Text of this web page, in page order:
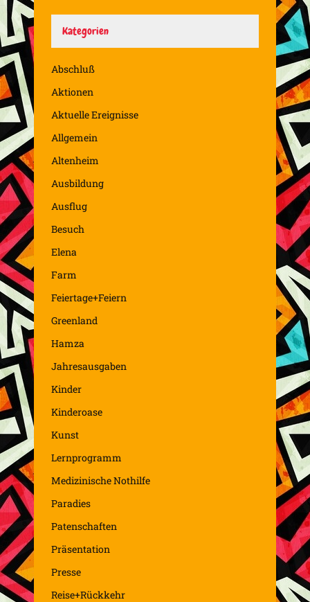
Kategorien
Abschluß
Aktionen
Aktuelle Ereignisse
Allgemein
Altenheim
Ausbildung
Ausflug
Besuch
Elena
Farm
Feiertage+Feiern
Greenland
Hamza
Jahresausgaben
Kinder
Kinderoase
Kunst
Lernprogramm
Medizinische Nothilfe
Paradies
Patenschaften
Präsentation
Presse
Reise+Rückkehr